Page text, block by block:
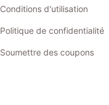
Conditions d'utilisation
Politique de confidentialité
Soumettre des coupons